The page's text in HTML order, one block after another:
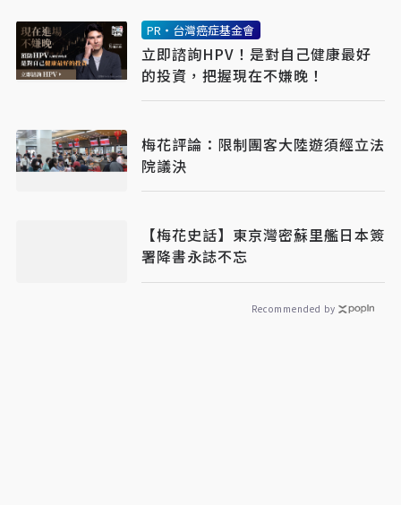
PR・台灣癌症基金會
立即諮詢HPV！是對自己健康最好
的投資，把握現在不嫌晚！
梅花評論：限制團客大陸遊須經立法
院議決
【梅花史話】東京灣密蘇里艦日本簽
署降書永誌不忘
Recommended by